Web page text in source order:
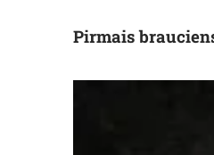
Pirmais